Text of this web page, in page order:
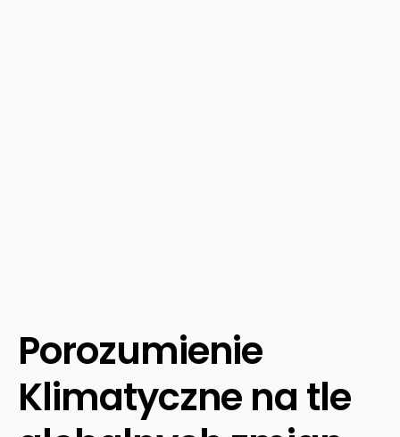
Porozumienie
Klimatyczne na tle